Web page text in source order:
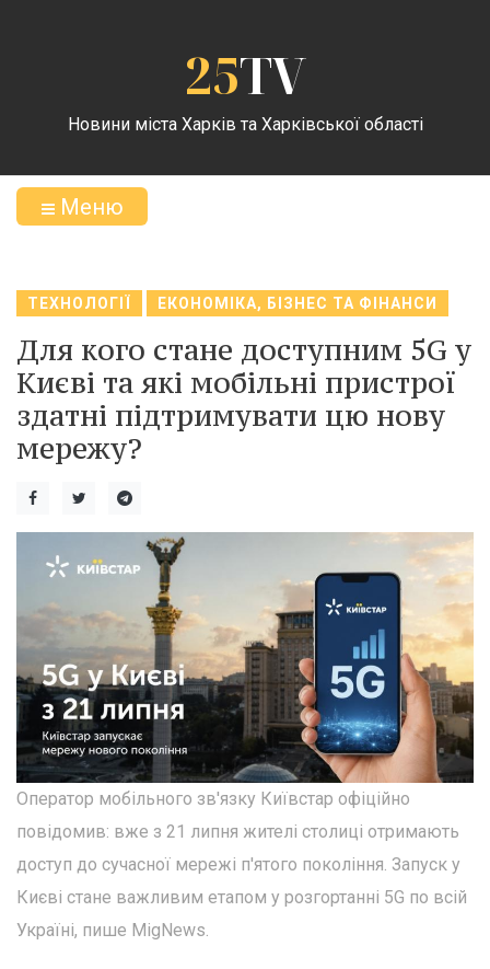
25TV
Новини міста Харків та Харківської області
Меню
ТЕХНОЛОГІЇ ЕКОНОМІКА, БІЗНЕС ТА ФІНАНСИ
Для кого стане доступним 5G у
Києві та які мобільні пристрої
здатні підтримувати цю нову
мережу?
Оператор мобільного зв'язку Київстар офіційно
повідомив: вже з 21 липня жителі столиці отримають
доступ до сучасної мережі п'ятого покоління. Запуск у
Києві стане важливим етапом у розгортанні 5G по всій
Україні, пише MigNews.